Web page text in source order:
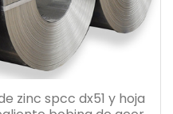
zinc spcc dx51 y hoja